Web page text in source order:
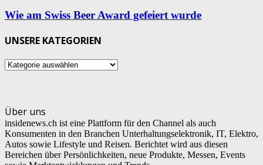
Wie am Swiss Beer Award gefeiert wurde
UNSERE KATEGORIEN
UNSERE
Über uns
insidenews.ch ist eine Plattform für den Channel als auch
Konsumenten in den Branchen Unterhaltungselektronik, IT, Elektro,
Autos sowie Lifestyle und Reisen. Berichtet wird aus diesen
Bereichen über Persönlichkeiten, neue Produkte, Messen, Events